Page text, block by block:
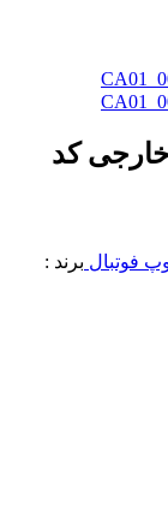
توپ فوتبال مولتن پرسی 5000 خارجی کد
فوتبال برند :